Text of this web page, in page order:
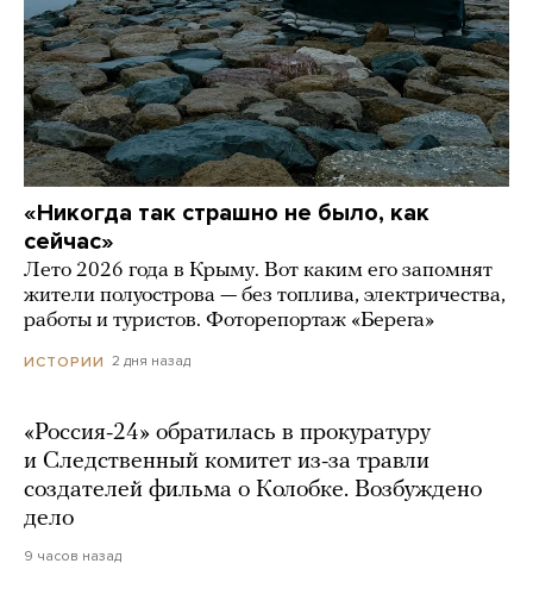
«Никогда так страшно не было, как
сейчас»
Лето 2026 года в Крыму. Вот каким его запомнят
жители полуострова — без топлива, электричества,
работы и туристов. Фоторепортаж «Берега»
ИСТОРИИ 2 дня назад
«Россия-24» обратилась в прокуратуру
и Следственный комитет из-за травли
создателей фильма о Колобке. Возбуждено
дело
9 часов назад